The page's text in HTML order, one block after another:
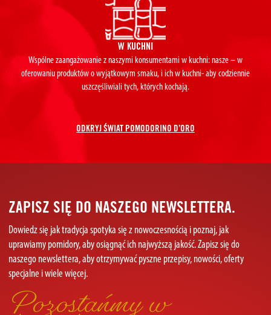
W KUCHNI
Wspólne zaangażowanie z naszymi konsumentami w kuchni: nasze – w
oferowaniu produktów o wyjątkowym smaku, i ich w kuchni- aby codziennie
uszczęśliwiali tych, których kochają.
ODKRYJ ŚWIAT POMODORINO D’ORO
ZAPISZ SIĘ DO NASZEGO NEWSLETTERA.
Dowiedz się jak tradycja spotyka się z nowoczesnością i poznaj, jak
uprawiamy pomidory, aby osiągnąć ich najwyższą jakość. Zapisz się do
naszego newslettera, aby otrzymywać pyszne przepisy, nowości, oferty
specjalne i wiele więcej.